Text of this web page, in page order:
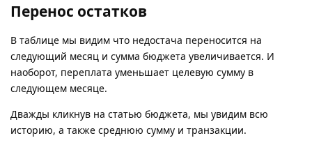
Перенос остатков
В таблице мы видим что недостача переносится на
следующий месяц и сумма бюджета увеличивается. И
наоборот, переплата уменьшает целевую сумму в
следующем месяце.
Дважды кликнув на статью бюджета, мы увидим всю
историю, а также среднюю сумму и транзакции.